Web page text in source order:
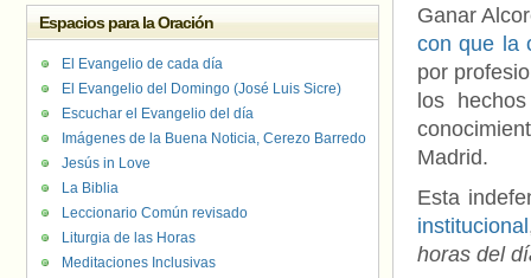
Ganar
con que la
por
los
Madrid.
Esta
institucional
horas del
Espacios para la Oración
El Evangelio de cada día
El Evangelio del Domingo (José Luis Sicre)
Escuchar el Evangelio del día
Imágenes de la Buena Noticia, Cerezo Barredo
Jesús in Love
La Biblia
Leccionario Común revisado
Liturgia de las Horas
Meditaciones Inclusivas